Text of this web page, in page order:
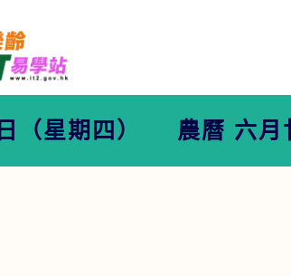
（星期四） 農曆 六月